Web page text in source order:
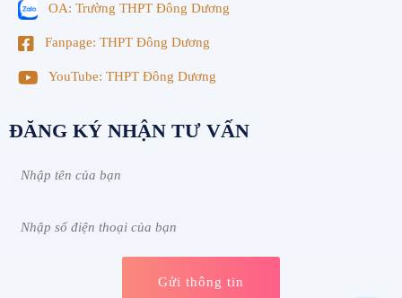
OA: Trường THPT Đông Dương
Fanpage: THPT Đông Dương
YouTube: THPT Đông Dương
ĐĂNG KÝ NHẬN TƯ VẤN